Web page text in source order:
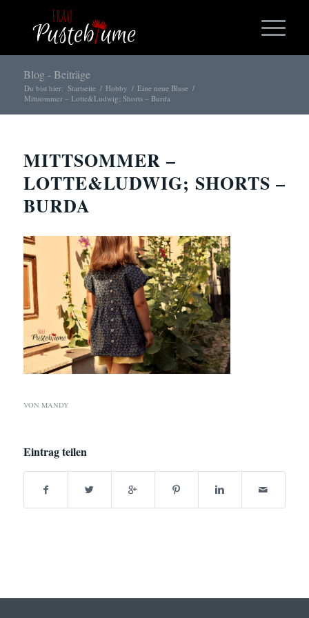
Blog - Beiträge
Du bist hier: Startseite / Hobby / Eine neue Bluse /
Mittsommer – Lotte&Ludwig; Shorts – Burda
MITTSOMMER –
LOTTE&LUDWIG; SHORTS –
BURDA
VON MANDY
Eintrag teilen